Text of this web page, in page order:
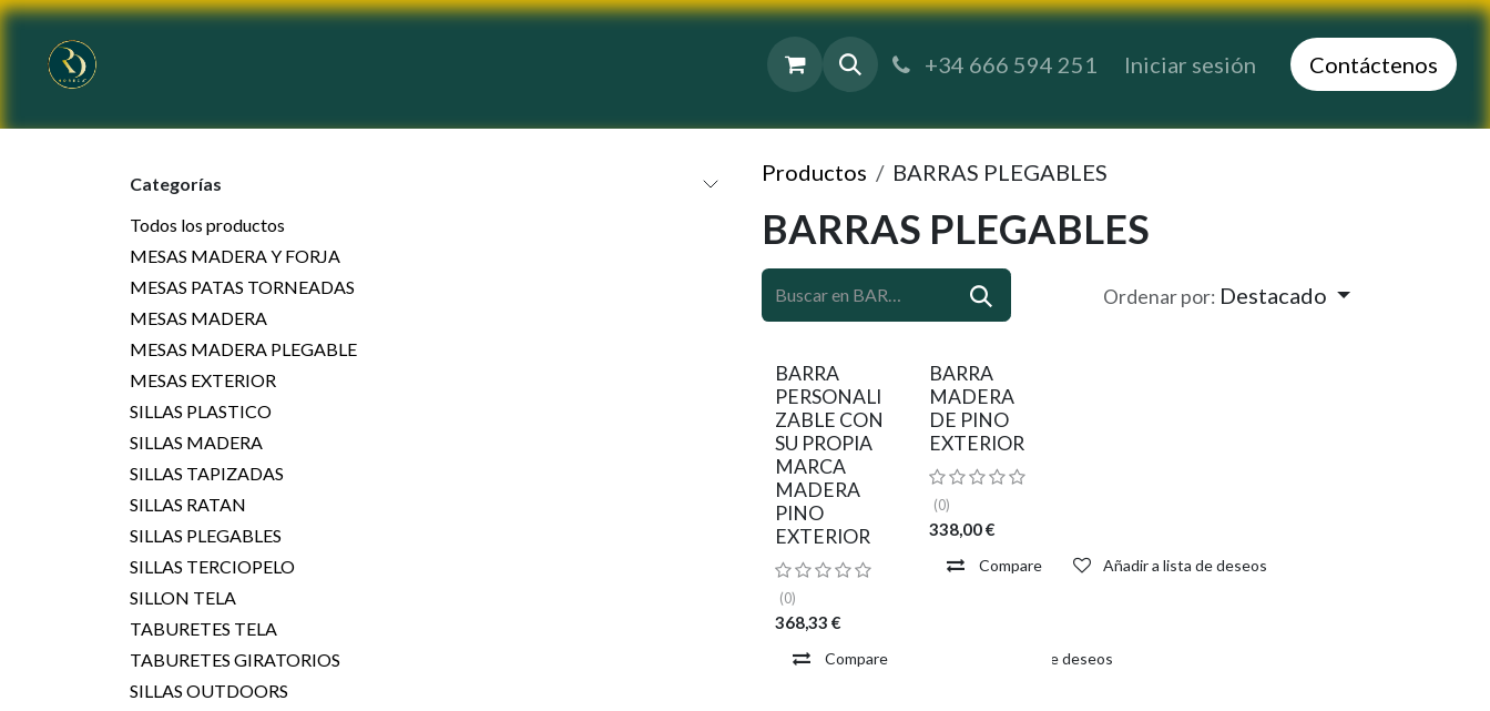
Ir al contenido
+34 666 594 251 Iniciar sesión Co​​​​ntáctenos
Categorías
Todos los productos
MESAS MADERA Y FORJA
MESAS PATAS TORNEADAS
MESAS MADERA
MESAS MADERA PLEGABLE
MESAS EXTERIOR
SILLAS PLASTICO
SILLAS MADERA
SILLAS TAPIZADAS
SILLAS RATAN
SILLAS PLEGABLES
SILLAS TERCIOPELO
SILLON TELA
TABURETES TELA
TABURETES GIRATORIOS
SILLAS OUTDOORS
Productos BARRAS PLEGABLES
BARRAS PLEGABLES
Ordenar por: Destacado
BARRA
PERSONALI
ZABLE CON
SU PROPIA
MARCA
MADERA
PINO
EXTERIOR
(0)
368,33 €
Compare Añadir a lista de deseos
BARRA
MADERA
DE PINO
EXTERIOR
(0)
338,00€
Compare Añadir a lista de deseos